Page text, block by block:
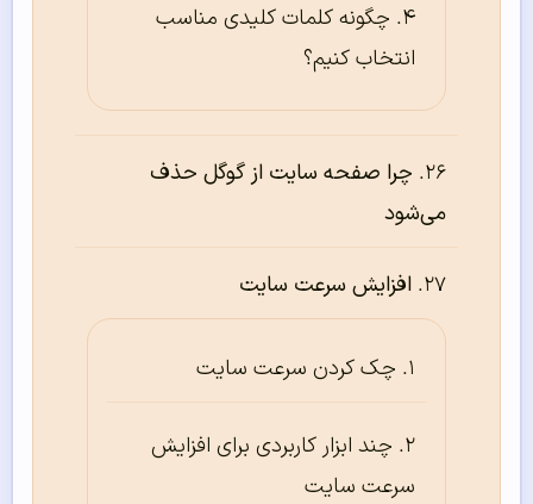
چگونه کلمات کلیدی مناسب
انتخاب کنیم؟
چرا صفحه سایت از گوگل حذف
می‌شود
افزایش سرعت سایت
چک کردن سرعت سایت
چند ابزار کاربردی برای افزایش
سرعت سایت